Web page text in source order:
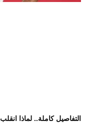
التفاصيل كاملة.. لماذا